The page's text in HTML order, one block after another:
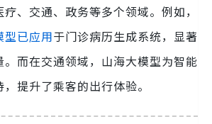
、交通、政务等多个领域。例如，
型已应用于门诊病历生成系统，显著
而在交通领域，山海大模型为智能
提升了乘客的出行体验。